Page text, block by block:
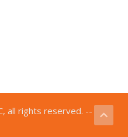
all rights reserved. --